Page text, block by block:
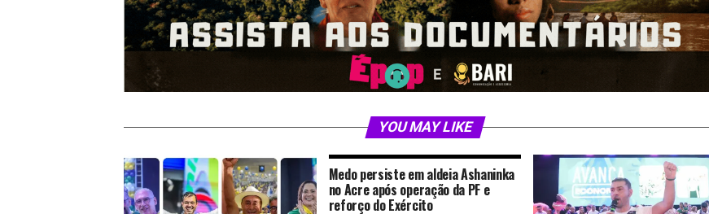
YOU MAY LIKE
Medo persiste em aldeia Ashaninka
no Acre após operação da PF e
reforço do Exército